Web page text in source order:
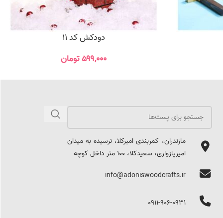
دودکش کد 11
۵۹۹,۰۰۰تومان
مازندران، کمربندی امیرکلا، نرسیده به میدان
امیرپازواری، سعیدکلا، 100 متر داخل کوچه
info@adoniswoodcrafts.ir
0911-906-0931